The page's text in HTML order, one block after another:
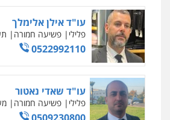
עו"ד אילן אלימלך
פלילי פשיעה חמורה
0522992110
עו"ד שאדי נאטור
פלילי פשיעה חמורה